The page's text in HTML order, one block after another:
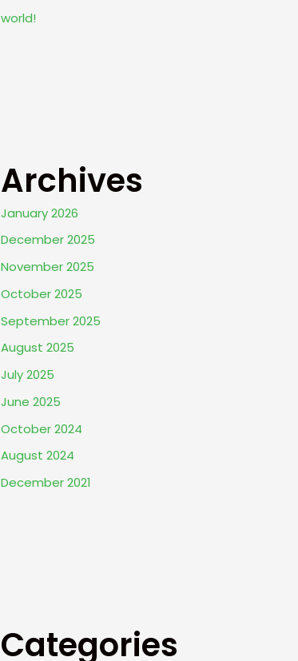
world!
Archives
January 2026
December 2025
November 2025
October 2025
September 2025
August 2025
July 2025
June 2025
October 2024
August 2024
December 2021
Categories